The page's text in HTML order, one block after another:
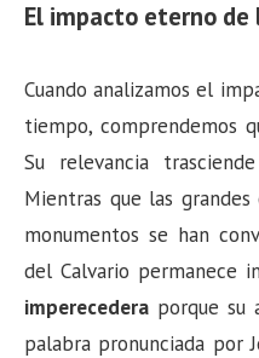
El impacto eterno de
Cuando analizamos el
tiempo, comprendemos
Su relevancia
Mientras que las
monumentos se han
del Calvario permanece
imperecedera porque su
palabra pronunciada por